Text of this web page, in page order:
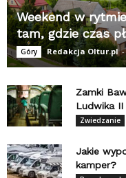
Weekend w
tam, gdzie czas
Góry Redakcja Oltur.pl -
Zamki
Ludwika II
Zwiedzanie
Jakie
kamper?